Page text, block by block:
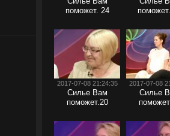
поможет. 24
2017-07-08 21:24:35
Силье Вам
поможет.20
2017-07-08
Силье